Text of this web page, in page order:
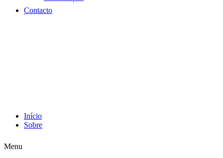
Contacto
Início
Sobre
Menu